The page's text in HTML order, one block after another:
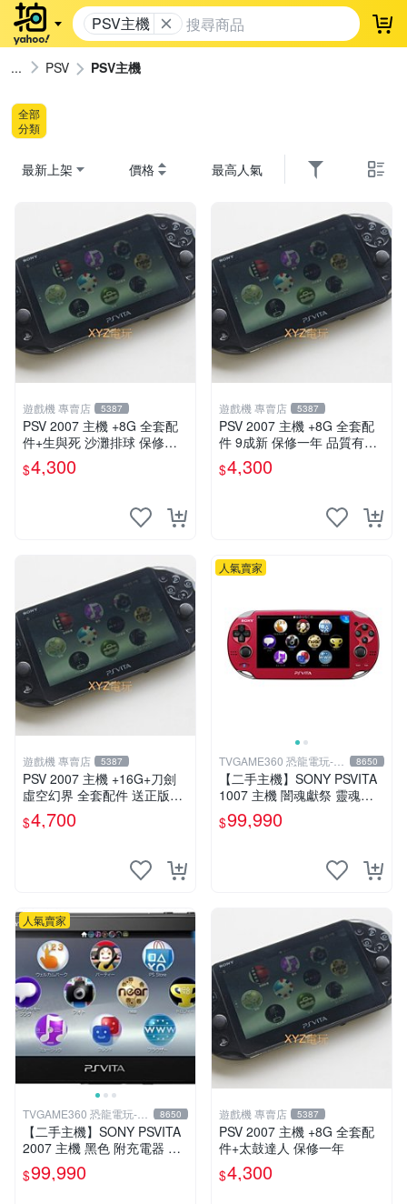
PSV主機 登
PSV PSV主機
全部
分類
最新上架 價格 最高人氣
遊戲機 專賣店 5387
PSV 2007 主機 +8G 全套配
件+生與死 沙灘排球 保修一
年 品質有保障
$4,300
遊戲機 專賣店 5387
PSV 2007 主機 +8G 全套配
件 9成新 保修一年 品質有保
$4,300
遊戲機 專賣店 5387
PSV 2007 主機 +16G+刀劍
虛空幻界 全套配件 送正版遊
$4,700
人氣賣家
TVGAME360 恐龍電玩-台
中店
8650
【二手主機】SONY PSVITA
1007 主機 闇魂獻祭 靈魂祭
品 附充電器 USB傳輸線 PS
VITA PSV
$99,990
人氣賣家
TVGAME360 恐龍電玩-台
中店
8650
【二手主機】SONY PSVITA
2007 主機 黑色 附充電器 US
B傳輸線 PS VITA PSV 無盒
裝
$99,990
遊戲機 專賣店 5387
PSV 2007 主機 +8G 全套配
件+太鼓達人 保修一年
$4,300